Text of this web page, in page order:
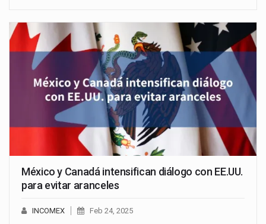
México y Canadá intensifican diálogo con EE.UU.
para evitar aranceles
INCOMEX Feb 24, 2025